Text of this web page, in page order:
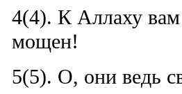
4(4). К Аллаху
мощен!
5(5). О, они ведь